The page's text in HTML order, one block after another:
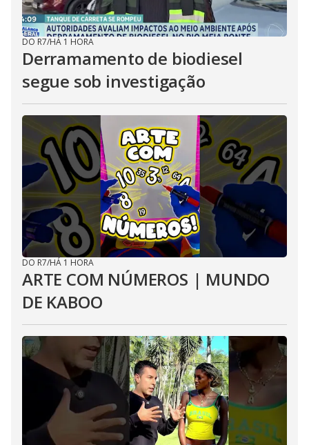
DO R7/HÁ 1 HORA
Derramamento de biodiesel
segue sob investigação
DO R7/HÁ 1 HORA
ARTE COM NÚMEROS | MUNDO
DE KABOO